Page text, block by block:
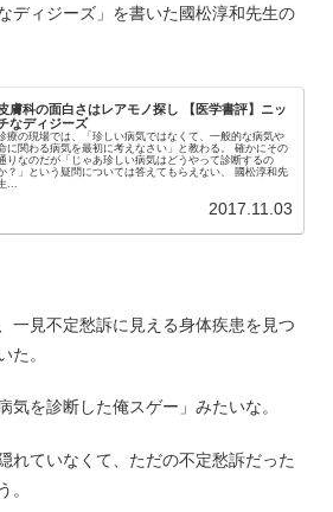
ディジーズ」を書いた國松淳和先生の
膚科の面白さはレアモノ探し 【医学書評】ニッ
なディジーズ
療の現場では、「珍しい病気ではなくて、一般的な病気や
に関わる病気を最初に考えなさい」と教わる。 確かにその
りなのだが「じゃあ珍しい病気はどうやって診断するの
？」という疑問については答えてもらえない、 國松淳和先
...
2017.11.03
一見不定愁訴に見える身体疾患を見つ
た。
気を診断した俺スゲー」みたいな。
れていなくて、ただの不定愁訴だった
。